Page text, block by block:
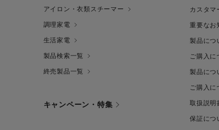
アイロン・衣類スチーマー
調理家電
生活家電
製品検索一覧
終売製品一覧
キャンペーン・特集
カスタマ
重要なお
製品につ
ご購入に
製品につ
ご購入に
取扱説明
保証につ